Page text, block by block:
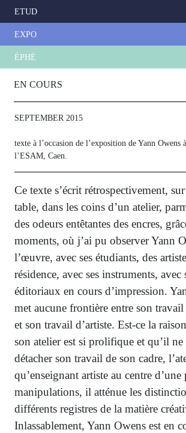
content
EN COURS
SEPTEMBER 2015
texte à l’occasion de l’exposition de Yann Owens
l’ESAM, Caen.
Ce texte s’écrit rétrospectivement,
table, dans les coins d’un atelier,
des odeurs entêtantes des encres,
moments, où j’ai pu observer Yann
l’œuvre, avec ses étudiants, des
résidence, avec ses instruments, avec
éditoriaux en cours d’impression.
met aucune frontière entre son travail
et son travail d’artiste. Est-ce la
son atelier est si prolifique et qu’il ne
détacher son travail de son cadre,
qu’enseignant artiste au centre
manipulations, il atténue les
différents registres de la matière
Inlassablement, Yann Owens est en
ETUD
EXPO
ÉPHÉ